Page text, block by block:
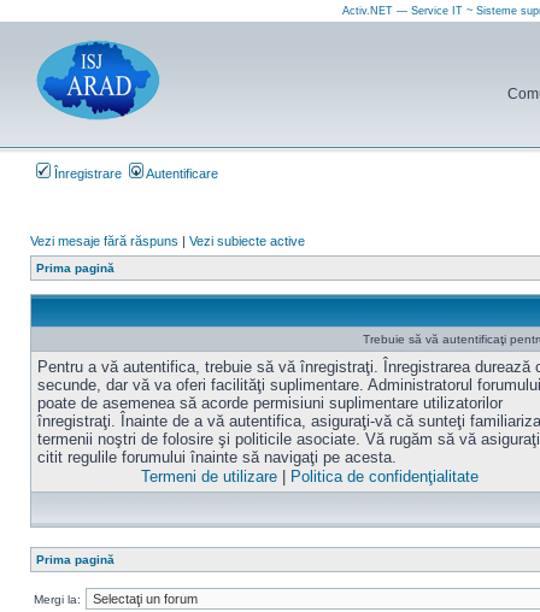
Activ.NET — Service IT ~ Sisteme
Înregistrare Autentificare
Vezi mesaje fără răspuns | Vezi subiecte active
Prima pagină
Trebuie să vă autentificaţi
Pentru a vă autentifica, trebuie să vă înregistraţi. Înregistrarea durează
secunde, dar vă va oferi facilităţi suplimentare. Administratorul forumului
poate de asemenea să acorde permisiuni suplimentare utilizatorilor
înregistraţi. Înainte de a vă autentifica, asiguraţi-vă că sunteţi
termenii noştri de folosire şi politicile asociate. Vă rugăm să vă
citit regulile forumului înainte să navigaţi pe acesta.
Termeni de utilizare
Politica de confidenţialitate
Prima pagină
Mergi la: